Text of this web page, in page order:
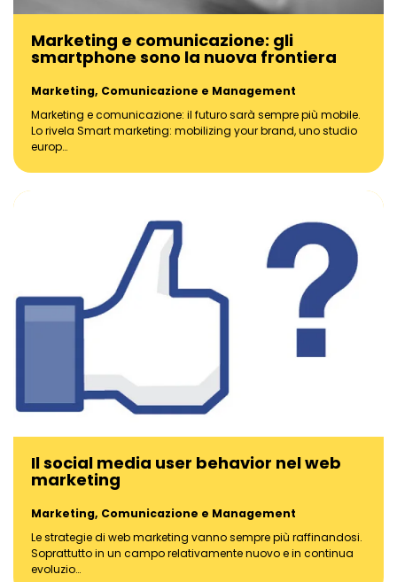
Marketing e comunicazione: gli
smartphone sono la nuova frontiera
Marketing, Comunicazione e Management
Marketing e comunicazione: il futuro sarà sempre più mobile.
Lo rivela Smart marketing: mobilizing your brand, uno studio
europ…
Il social media user behavior nel web
marketing
Marketing, Comunicazione e Management
Le strategie di web marketing vanno sempre più raffinandosi.
Soprattutto in un campo relativamente nuovo e in continua
evoluzio…